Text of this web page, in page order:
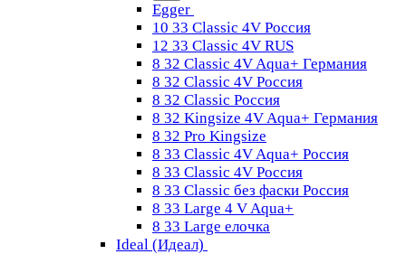
Egger
10 33 Classic 4V Россия
12 33 Classic 4V RUS
8 32 Classic 4V Aqua+ Германия
8 32 Classic 4V Россия
8 32 Classic Россия
8 32 Kingsize 4V Aqua+ Германия
8 32 Pro Kingsize
8 33 Classic 4V Aqua+ Россия
8 33 Classic 4V Россия
8 33 Classic без фаски Россия
8 33 Large 4 V Aqua+
8 33 Large елочка
Ideal (Идеал)